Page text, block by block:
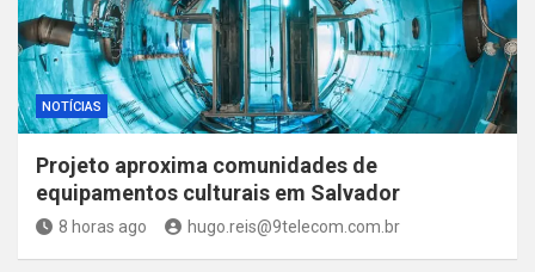
NOTÍCIAS
Projeto aproxima comunidades de
equipamentos culturais em Salvador
8 horas ago hugo.reis@9telecom.com.br